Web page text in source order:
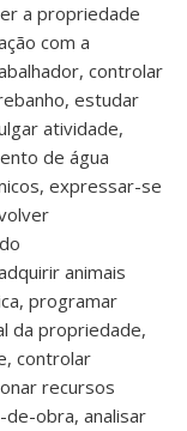
a propriedade
com a
controlar
estudar
atividade,
de água
expressar-se
animais
programar
da propriedade,
controlar
recursos
obra, analisar